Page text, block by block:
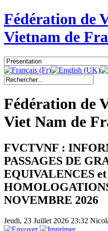
Fédération de
Vietnam de
Fédération de
Viet Nam de
FVCTVNF :
PASSAGES DE
EQUIVALENCES et
NOVEMBRE 2026
Jeudi, 23 Juillet 2026 23:32